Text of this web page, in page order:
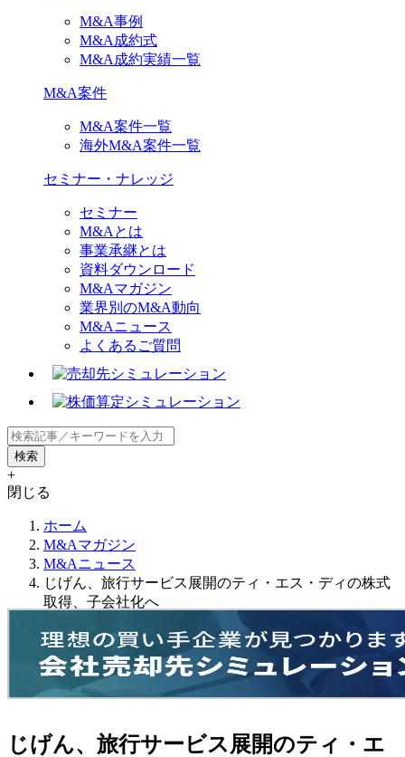
M&A事例
M&A成約式
M&A成約実績一覧
M&A案件
M&A案件一覧
海外M&A案件一覧
セミナー・ナレッジ
セミナー
M&Aとは
事業承継とは
資料ダウンロード
M&Aマガジン
業界別のM&A動向
M&Aニュース
よくあるご質問
+
閉じる
ホーム
M&Aマガジン
M&Aニュース
じげん、旅行サービス展開のティ・エス・ディの株式
取得、子会社化へ
じげん、旅行サービス展開のティ・エ